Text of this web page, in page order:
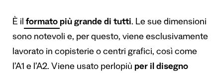
È il formato più grande di tutti. Le sue dimensioni
sono notevoli e, per questo, viene esclusivamente
lavorato in copisterie o centri grafici, così come
l’A1 e l’A2. Viene usato perlopiù per il disegno